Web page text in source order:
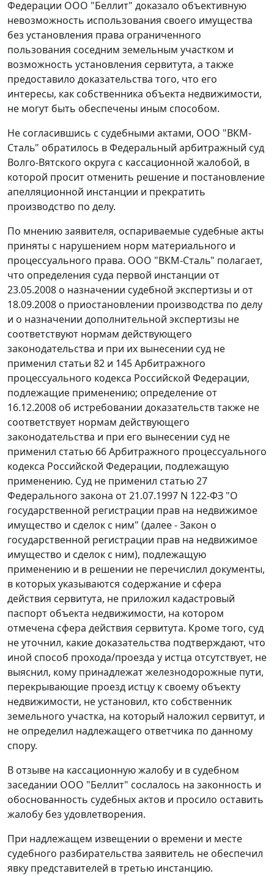
Федерации ООО "Беллит" доказало объективную
невозможность использования своего имущества
без установления права ограниченного
пользования соседним земельным участком и
возможность установления сервитута, а также
предоставило доказательства того, что его
интересы, как собственника объекта недвижимости,
не могут быть обеспечены иным способом.
Не согласившись с судебными актами, ООО "ВКМ-
Сталь" обратилось в Федеральный арбитражный суд
Волго-Вятского округа с кассационной жалобой, в
которой просит отменить решение и постановление
апелляционной инстанции и прекратить
производство по делу.
По мнению заявителя, оспариваемые судебные акты
приняты с нарушением норм материального и
процессуального права. ООО "ВКМ-Сталь" полагает,
что определения суда первой инстанции от
23.05.2008 о назначении судебной экспертизы и от
18.09.2008 о приостановлении производства по делу
и о назначении дополнительной экспертизы не
соответствуют нормам действующего
законодательства и при их вынесении суд не
применил статьи 82 и 145Арбитражного
процессуального кодекса Российской Федерации,
подлежащие применению; определение от
16.12.2008 об истребовании доказательств также не
соответствует нормам действующего
законодательства и при его вынесении суд не
применил статью 66Арбитражного процессуального
кодекса Российской Федерации, подлежащую
применению. Суд не применил статью 27
Федерального закона от 21.07.1997 N 122-ФЗ "О
государственной регистрации прав на недвижимое
имущество и сделок с ним" (далее - Закон о
государственной регистрации прав на недвижимое
имущество и сделок с ним), подлежащую
применению и в решении не перечислил документы,
в которых указываются содержание и сфера
действия сервитута, не приложил кадастровый
паспорт объекта недвижимости, на котором
отмечена сфера действия сервитута. Кроме того, суд
не уточнил, какие доказательства подтверждают, что
иной способ прохода/проезда у истца отсутствует, не
выяснил, кому принадлежат железнодорожные пути,
перекрывающие проезд истцу к своему объекту
недвижимости, не установил, кто собственник
земельного участка, на который наложил сервитут, и
не определил надлежащего ответчика по данному
спору.
В отзыве на кассационную жалобу и в судебном
заседании ООО "Беллит" сослалось на законность и
обоснованность судебных актов и просило оставить
жалобу без удовлетворения.
При надлежащем извещении о времени и месте
судебного разбирательства заявитель не обеспечил
явку представителей в третью инстанцию.